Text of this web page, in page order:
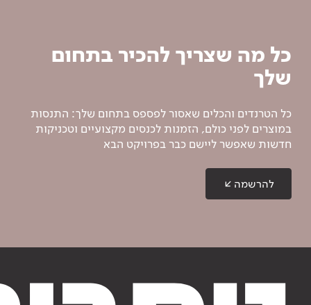
כל מה שצריך להכיר בתחום
שלך
כל הטרנדים והכלים שאסור לפספס בתחום שלך: התנסות
במוצרים לפני כולם, הזמנות לכנסים מקצועיים וטכניקות
חדשות שאפשר ליישם כבר בפרויקט הבא
להרשמה